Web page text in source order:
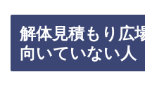
解体見積もり広
向いていない人